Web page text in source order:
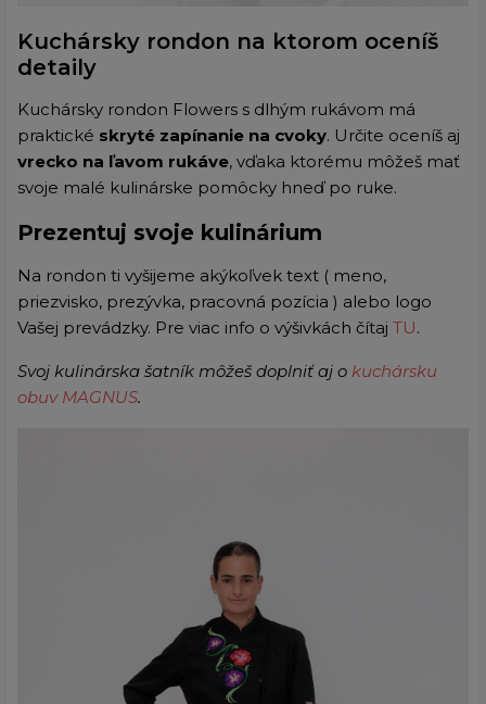
Kuchársky rondon na ktorom oceníš
detaily
Kuchársky rondon Flowers s dlhým rukávom má
praktické skryté zapínanie na cvoky. Určite oceníš aj
vrecko na ľavom rukáve, vďaka ktorému môžeš mať
svoje malé kulinárske pomôcky hneď po ruke.
Prezentuj svoje kulinárium
Na rondon ti vyšijeme akýkoľvek text ( meno,
priezvisko, prezývka, pracovná pozícia ) alebo logo
Vašej prevádzky. Pre viac info o výšivkách čítaj TU.
Svoj kulinárska šatník môžeš doplniť aj o kuchársku
obuv MAGNUS.